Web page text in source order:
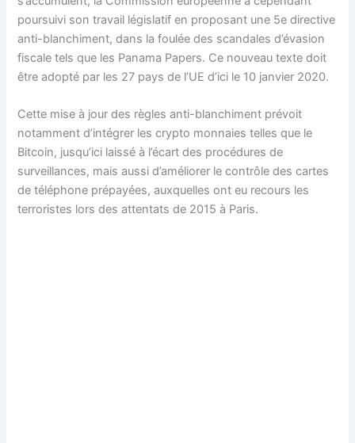
poursuivi son travail législatif en proposant une 5e directive
anti-blanchiment, dans la foulée des scandales d’évasion
fiscale tels que les Panama Papers. Ce nouveau texte doit
être adopté par les 27 pays de l’UE d’ici le 10 janvier 2020.
Cette mise à jour des règles anti-blanchiment prévoit
notamment d’intégrer les crypto monnaies telles que le
Bitcoin, jusqu’ici laissé à l’écart des procédures de
surveillances, mais aussi d’améliorer le contrôle des cartes
de téléphone prépayées, auxquelles ont eu recours les
terroristes lors des attentats de 2015 à Paris.